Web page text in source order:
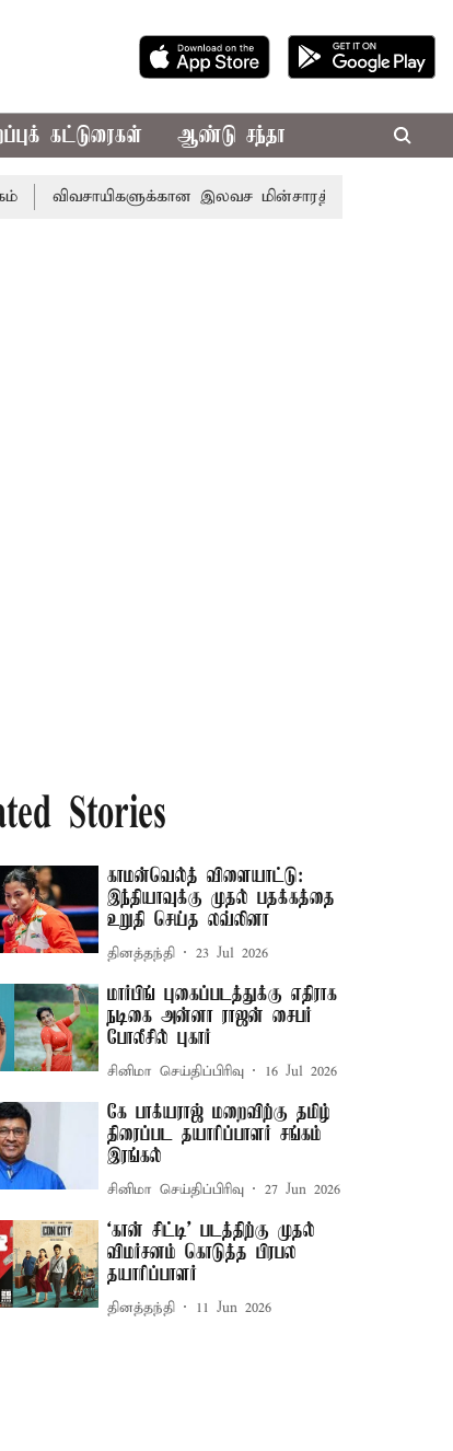
கட்டுரைகள் ஆண்டு சந்தா
இலவச மின்சாரத்துக்காக ரூ.7,432 கோடி
Stories
காமன்வெல்த் விளையாட்டு:
இந்தியாவுக்கு முதல் பதக்கத்தை
உறுதி செய்த லவ்லினா
தினத்தந்தி 23 Jul 2026
மார்பிங் புகைப்படத்துக்கு எதிராக
நடிகை அன்னா ராஜன் சைபர்
போலீசில் புகார்
சினிமா செய்திப்பிரிவு 16 Jul 2026
கே பாக்யராஜ் மறைவிற்கு தமிழ்
திரைப்பட தயாரிப்பாளர் சங்கம்
இரங்கல்
சினிமா செய்திப்பிரிவு 27 Jun 2026
‘கான் சிட்டி’ படத்திற்கு முதல்
விமர்சனம் கொடுத்த பிரபல
தயாரிப்பாளர்
தினத்தந்தி 11 Jun 2026